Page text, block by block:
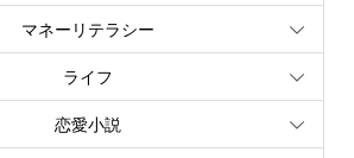
マネーリテラシー
ライフ
恋愛小説